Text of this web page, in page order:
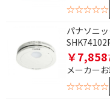
☆☆☆☆☆
パナソニ
￥7,858
メーカー
☆☆☆☆☆